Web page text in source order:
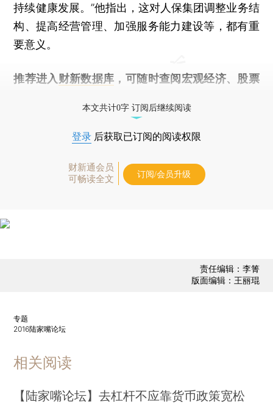
持续健康发展。”他指出，这对人保集团调整业务结
构、提高经营管理、加强服务能力建设等，都有重
要意义。
推荐进入 财新数据库 ，可随时查阅宏观经济、股票
本文共计0字 订阅后继续阅读
登录 后获取已订阅的阅读权限
财新通会员
可畅读全文
订阅/会员升级
责任编辑：李箐
版面编辑：王丽琨
专题
2016陆家嘴论坛
相关阅读
【陆家嘴论坛】去杠杆不应靠货币政策宽松